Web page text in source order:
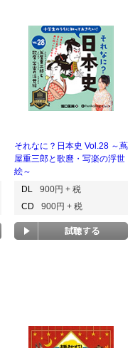
それなに？日本史 Vol.28 ～蔦
屋重三郎と歌麿・写楽の浮世
絵～
DL
900円 + 税
CD
900円 + 税